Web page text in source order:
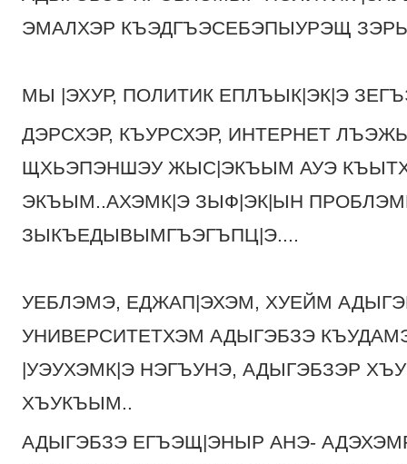
ЭМАЛХЭР КЪЭДГЪЭСЕБЭПЫУРЭЩ
МЫ |ЭХУР, ПОЛИТИК ЕПЛЪЫК|ЭК|Э
ДЭРСХЭР, КЪУРСХЭР, ИНТЕРНЕТ
ЩХЬЭПЭНШЭУ ЖЫС|ЭКЪЫМ АУЭ
ЭКЪЫМ..АХЭМК|Э ЗЫФ|ЭК|ЫН
ЗЫКЪЕДЫВЫМГЪЭГЪПЦ|Э....
УЕБЛЭМЭ, ЕДЖАП|ЭХЭМ, ХУЕЙМ
УНИВЕРСИТЕТХЭМ АДЫГЭБЗЭ
|УЭУХЭМК|Э НЭГЪУНЭ, АДЫГЭБЗЭР
ХЪУКЪЫМ..
АДЫГЭБЗЭ ЕГЪЭЩ|ЭНЫР АНЭ-